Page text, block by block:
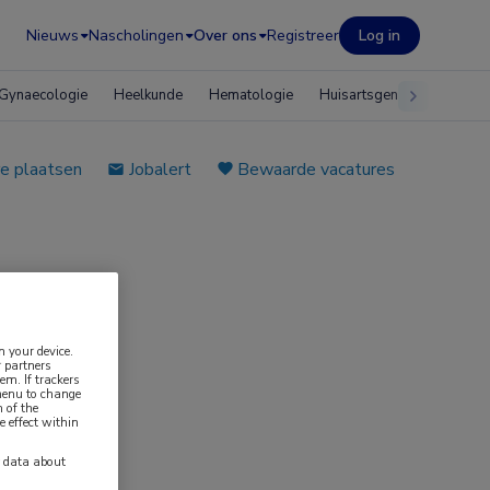
Nieuws Nascholingen Over ons Registreer Log in
Gynaecologie Heelkunde Hematologie Huisartsgeneeskunde
plaatsen Jobalert
Bewaarde vacatures
your device.
partners
If trackers
to change
of the
effect within
data about